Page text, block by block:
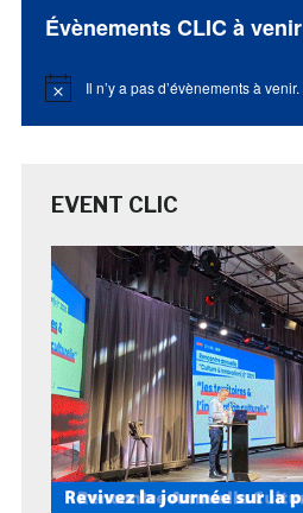
Évènements CLIC à venir
Notice Il n’y a pas d’évènements à venir.
EVENT CLIC